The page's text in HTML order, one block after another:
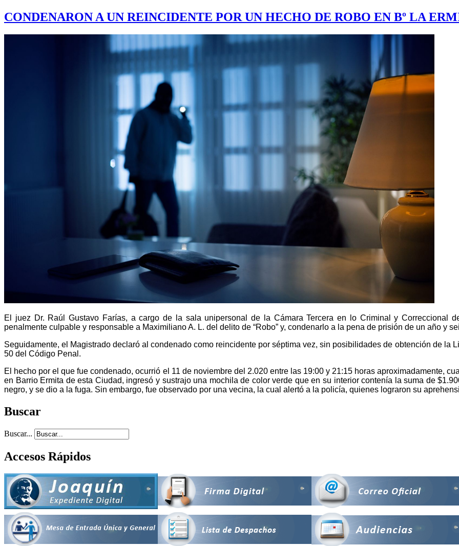
CONDENARON A UN REINCIDENTE POR UN HECHO DE ROBO EN Bº LA
El juez Dr. Raúl Gustavo Farías, a cargo de la sala unipersonal de la Cámara Tercera en lo Criminal y Correccional
penalmente culpable y responsable a Maximiliano A. L. del delito de “Robo” y, condenarlo a la pena de prisión de un año y
Seguidamente, el Magistrado declaró al condenado como reincidente por séptima vez, sin posibilidades de obtención de la
50 del Código Penal.
El hecho por el que fue condenado, ocurrió el 11 de noviembre del 2.020 entre las 19:00 y 21:15 horas aproximadamente,
en Barrio Ermita de esta Ciudad, ingresó y sustrajo una mochila de color verde que en su interior contenía la suma de
negro, y se dio a la fuga. Sin embargo, fue observado por una vecina, la cual alertó a la policía, quienes lograron su
Buscar
Buscar...
Accesos Rápidos